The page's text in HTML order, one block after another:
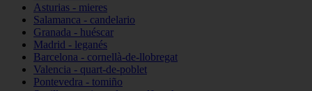
Asturias - mieres
Salamanca - candelario
Granada - huéscar
Madrid - leganés
Barcelona - cornellà-de-llobregat
Valencia - quart-de-poblet
Pontevedra - tomiño